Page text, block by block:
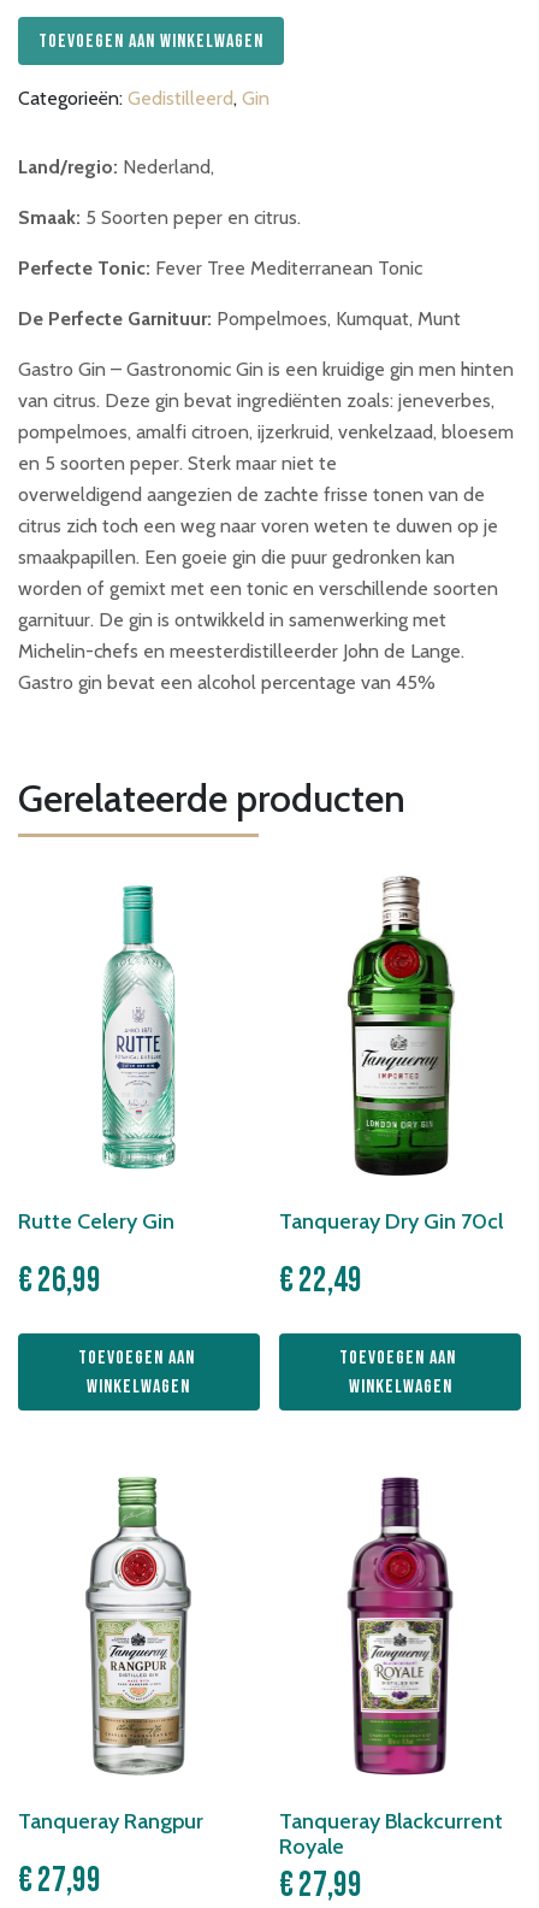
aantal
Toevoegen aan winkelwagen
Categorieën: Gedistilleerd, Gin
Land/regio: Nederland,
Smaak: 5 Soorten peper en citrus.
Perfecte Tonic: Fever Tree Mediterranean Tonic
De Perfecte Garnituur: Pompelmoes, Kumquat, Munt
Gastro Gin – Gastronomic Gin is een kruidige gin men hinten
van citrus. Deze gin bevat ingrediënten zoals: jeneverbes,
pompelmoes, amalfi citroen, ijzerkruid, venkelzaad, bloesem
en 5 soorten peper. Sterk maar niet te
overweldigend aangezien de zachte frisse tonen van de
citrus zich toch een weg naar voren weten te duwen op je
smaakpapillen. Een goeie gin die puur gedronken kan
worden of gemixt met een tonic en verschillende soorten
garnituur. De gin is ontwikkeld in samenwerking met
Michelin-chefs en meesterdistilleerder John de Lange.
Gastro gin bevat een alcohol percentage van 45%
Gerelateerde producten
Rutte Celery Gin
€26,99
Toevoegen aan
winkelwagen
Tanqueray Dry Gin 70cl
€22,49
Toevoegen aan
winkelwagen
Tanqueray Rangpur
€27,99
Tanqueray Blackcurrent
Royale
€27,99